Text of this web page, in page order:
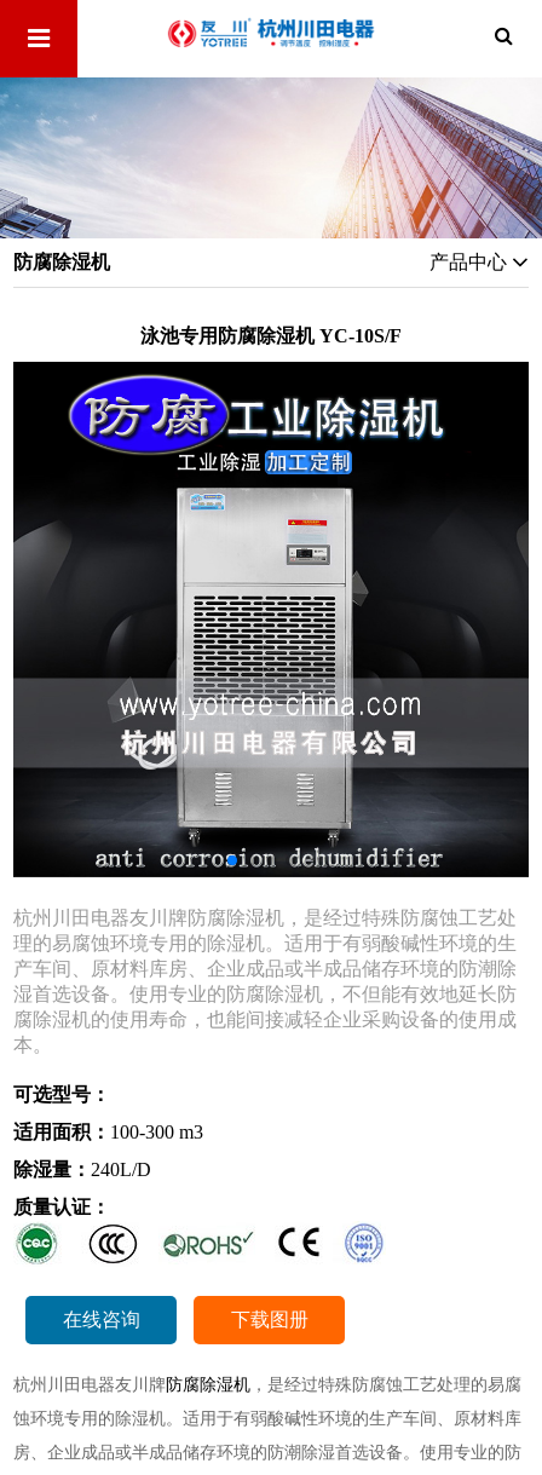
防腐除湿机 产品中心
泳池专用防腐除湿机 YC-10S/F
杭州川田电器友川牌防腐除湿机，是经过特殊防腐蚀工艺处
理的易腐蚀环境专用的除湿机。适用于有弱酸碱性环境的生
产车间、原材料库房、企业成品或半成品储存环境的防潮除
湿首选设备。使用专业的防腐除湿机，不但能有效地延长防
腐除湿机的使用寿命，也能间接减轻企业采购设备的使用成
本。
可选型号：
适用面积： 100-300 m3
除湿量： 240L/D
质量认证：
在线咨询 下载图册
杭州川田电器友川牌防腐除湿机 ，是经过特殊防腐蚀工艺处理的易腐
蚀环境专用的除湿机。适用于有弱酸碱性环境的生产车间、原材料库
房、企业成品或半成品储存环境的防潮除湿首选设备。使用专业的防